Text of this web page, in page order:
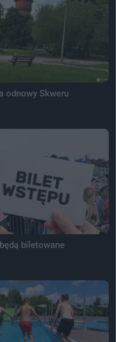
odnowy Skweru
biletowane